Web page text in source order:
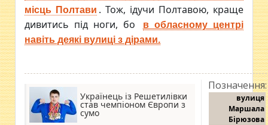
місць Полтави . Тож, ідучи Полтавою, краще
дивитись під ноги, бо
в обласному центрі
навіть деякі вулиці з дірами.
Українець із Решетилівки
став чемпіоном Європи з
сумо
Позначення:
вулиця
Маршала
Бірюзова